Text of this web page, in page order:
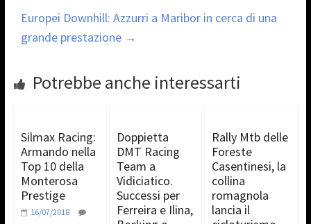
Europei Downhill: Azzurri a Maribor in cerca di una
grande prestazione →
Potrebbe anche interessarti
Silmax Racing:
Armando nella
Top 10 della
Monterosa
Prestige
16/07/2018
Doppietta
DMT Racing
Team a
Vidiciatico.
Successi per
Ferreira e Ilina,
Rally Mtb delle
Foreste
Casentinesi, la
collina
romagnola
lancia il